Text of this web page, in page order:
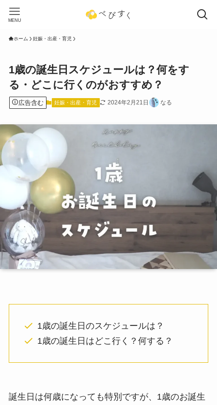
MENU
ホーム 妊娠・出産・育児
1歳の誕生日スケジュールは？何をす
る・どこに行くのがおすすめ？
広告含む 妊娠・出産・育児 2024年2月21日 なる
1歳の誕生日のスケジュールは？
1歳の誕生日はどこ行く？何する？
誕生日は何歳になっても特別ですが、1歳のお誕生